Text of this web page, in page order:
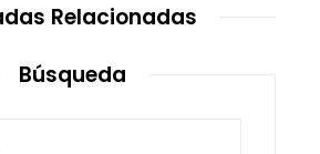
Relacionadas
Búsqueda